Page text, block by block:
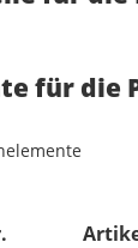
für die